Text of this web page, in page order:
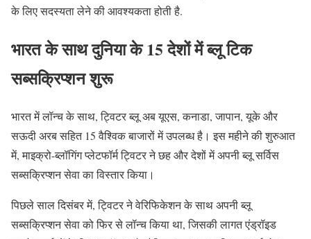
के लिए सदस्यता लेने की आवश्यकता होती है.
भारत के साथ दुनिया के 15 देशों में ब्लू टिक
सब्सक्रिप्शन शुरू
भारत में लॉन्च के साथ, ट्विटर ब्लू अब यूएस, कनाडा, जापान, यूके और
सऊदी अरब सहित 15 वैश्विक बाजारों में उपलब्ध है। इस महीने की शुरुआत
में, माइक्रो-ब्लॉगिंग प्लेटफॉर्म ट्विटर ने छह और देशों में अपनी ब्लू सर्विस
सब्सक्रिप्शन सेवा का विस्तार किया।
पिछले साल दिसंबर में, ट्विटर ने वेरिफिकेशन के साथ अपनी ब्लू
सब्सक्रिप्शन सेवा को फिर से लॉन्च किया था, जिसकी लागत एंड्रॉइड